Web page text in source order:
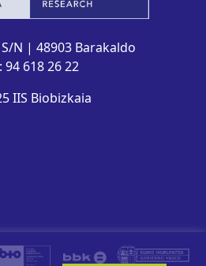
N | 48903 Barakaldo
94 618 26 22
IIS Biobizkaia